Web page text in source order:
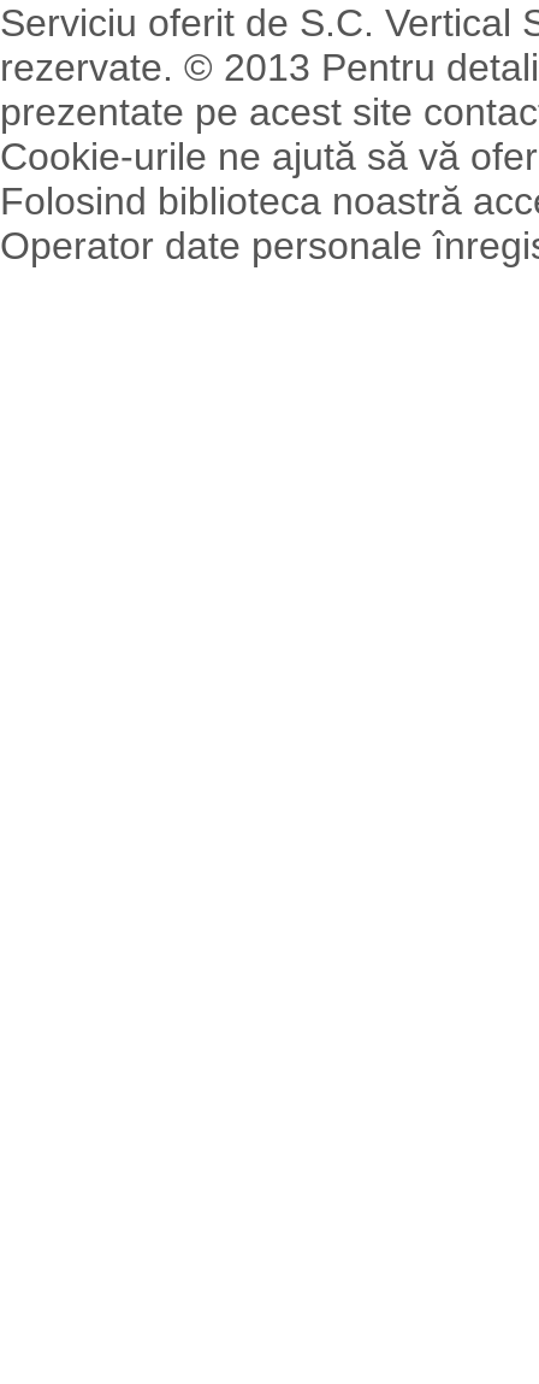
Serviciu oferit de S.C. Vertical
rezervate. © 2013 Pentru
prezentate pe acest site
Cookie-urile ne ajută să vă
Folosind biblioteca noastră
Operator date personale